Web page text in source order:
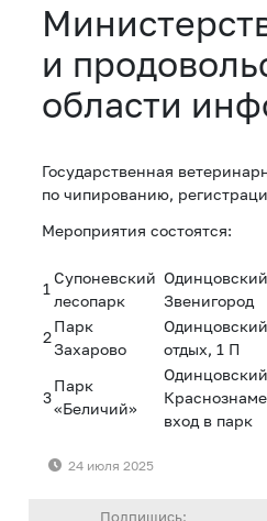
и
области
Государственная
по чипированию,
Мероприятия состоятся:
1
Супоневский
лесопарк
Одинцовский
Звенигород
2
Парк
Захарово
отдых, 1 П
3
Парк
«Беличий»
Одинцовский
вход в парк
24 июля 2025